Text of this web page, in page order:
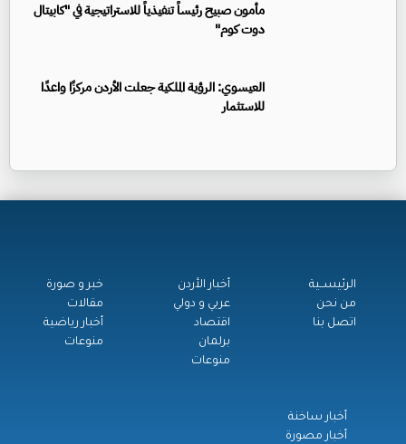
مأمون صبيح رئيساً تنفيذياً للاستراتيجية في "كابيتال
دوت كوم"
العيسوي: الرؤية الملكية جعلت الأردن مركزًا واعدًا
للاستثمار
الرئيســية
من نحن
اتصل بنا
أخبار الأردن
عربي و دولي
اقتصاد
برلمان
منوعات
خبر و صورة
مقالات
أخبار رياضية
منوعات
أخبار ساخنة
أخبار مصورة